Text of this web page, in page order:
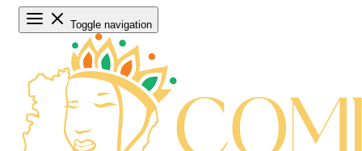
Toggle navigation